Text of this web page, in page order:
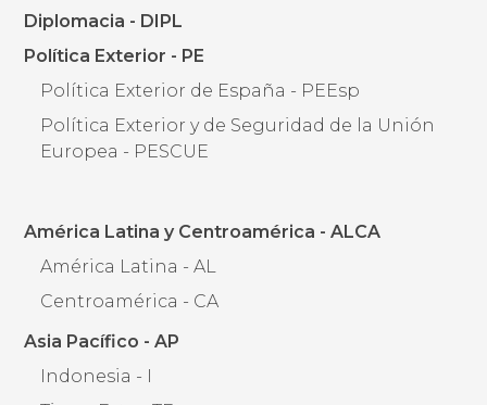
Diplomacia - DIPL
Política Exterior - PE
Política Exterior de España - PEEsp
Política Exterior y de Seguridad de la Unión
Europea - PESCUE
América Latina y Centroamérica - ALCA
América Latina - AL
Centroamérica - CA
Asia Pacífico - AP
Indonesia - I